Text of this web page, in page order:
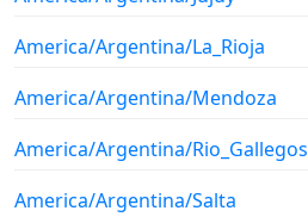
America/Argentina/La_Rioja
America/Argentina/Mendoza
America/Argentina/Rio_Gallegos
America/Argentina/Salta